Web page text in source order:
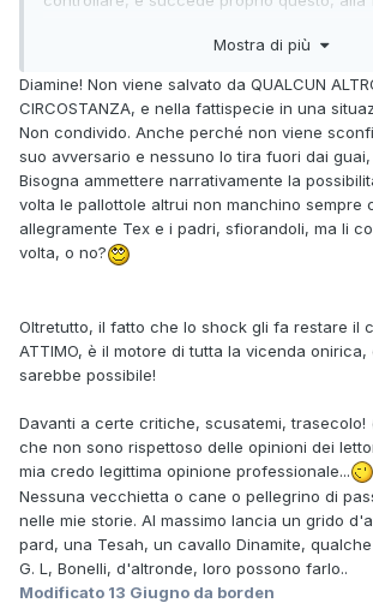
Mostra di più
Diamine! Non viene salvato da QUALCUN
CIRCOSTANZA, e nella fattispecie in una
Non condivido. Anche perché non viene
suo avversario e nessuno lo tira fuori dai
Bisogna ammettere narrativamente la
volta le pallottole altrui non manchino sempre
allegramente Tex e i padri, sfiorandoli, ma li
volta, o no?
Oltretutto, il fatto che lo shock gli fa restare il
ATTIMO, è il motore di tutta la vicenda
sarebbe possibile!
Davanti a certe critiche, scusatemi, trasecolo!
che non sono rispettoso delle opinioni dei
mia credo legittima opinione professionale...
Nessuna vecchietta o cane o pellegrino di
nelle mie storie. Al massimo lancia un grido
pard, una Tesah, un cavallo Dinamite,
G. L, Bonelli, d'altronde, loro possono farlo..
Modificato 13 Giugno da borden